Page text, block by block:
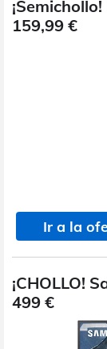
159,99 €
Ir a la
¡CHOLLO!
499 €